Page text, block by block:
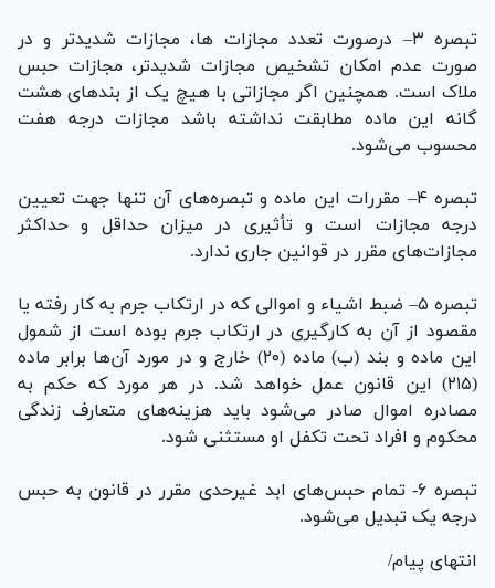
تبصره ۳– درصورت تعدد مجازات ها، مجازات شدیدتر و در
صورت عدم امکان تشخیص مجازات شدیدتر، مجازات حبس
ملاک است. همچنین اگر مجازاتی با هیچ یک از بند‌های هشت
گانه این ماده مطابقت نداشته باشد مجازات درجه هفت
محسوب می‌شود.
تبصره ۴– مقررات این ماده و تبصره‌های آن تنها جهت تعیین
درجه مجازات است و تأثیری در میزان حداقل و حداکثر
مجازات‌های مقرر در قوانین جاری ندارد.
تبصره ۵– ضبط اشیاء و اموالی که در ارتکاب جرم به کار رفته یا
مقصود از آن به کارگیری در ارتکاب جرم بوده است از شمول
این ماده و بند (ب) ماده (۲۰) خارج و در مورد آن‌ها برابر ماده
(۲۱۵) این قانون عمل خواهد شد. در هر مورد که حکم به
مصادره اموال صادر می‌شود باید هزینه‌های متعارف زندگی
محکوم و افراد تحت تکفل او مستثنی شود.
تبصره ۶- تمام حبس‌های ابد غیرحدی مقرر در قانون به حبس
درجه یک تبدیل می‌شود.
انتهای پیام/